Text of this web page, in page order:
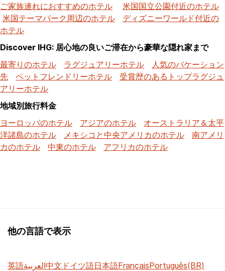
ご家族連れにおすすめのホテル
米国国立公園付近のホテル
米国テーマパーク周辺のホテル
ディズニーワールド付近の
ホテル
Discover IHG: 居心地の良いご滞在から豪華な隠れ家まで
最寄りのホテル
ラグジュアリーホテル
人気のバケーション
先
ペットフレンドリーホテル
受賞歴のあるトップラグジュ
アリーホテル
地域別旅行料金
ヨーロッパのホテル
アジアのホテル
オーストラリア＆太平
洋諸島のホテル
メキシコと中央アメリカのホテル
南アメリ
カのホテル
中東のホテル アフリカのホテル
他の言語で表示
英語العربية中文 ドイツ語日本語FrançaisPortuguês(BR)